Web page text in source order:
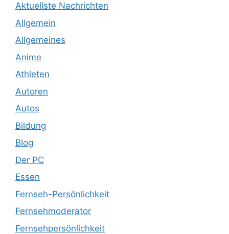
Aktuellste Nachrichten
Allgemein
Allgemeines
Anime
Athleten
Autoren
Autos
Bildung
Blog
Der PC
Essen
Fernseh-Persönlichkeit
Fernsehmoderator
Fernsehpersönlichkeit